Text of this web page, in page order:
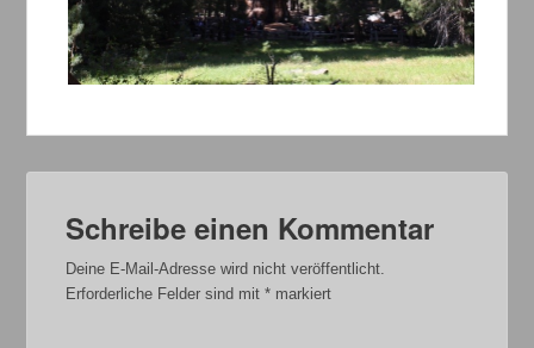
Schreibe einen Kommentar
Deine E-Mail-Adresse wird nicht veröffentlicht.
Erforderliche Felder sind mit* markiert